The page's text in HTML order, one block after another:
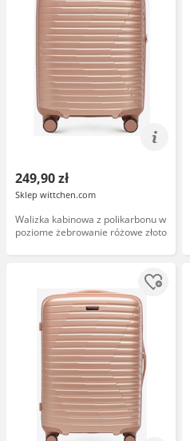
249,90 zł
Sklep wittchen.com
Walizka kabinowa z polikarbonu w
poziome żebrowanie różowe złoto